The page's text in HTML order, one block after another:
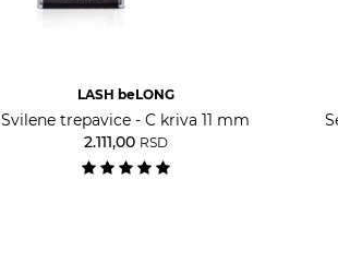
LASH beLONG
Svilene trepavice - C kriva 11 mm
2.111,00 RSD